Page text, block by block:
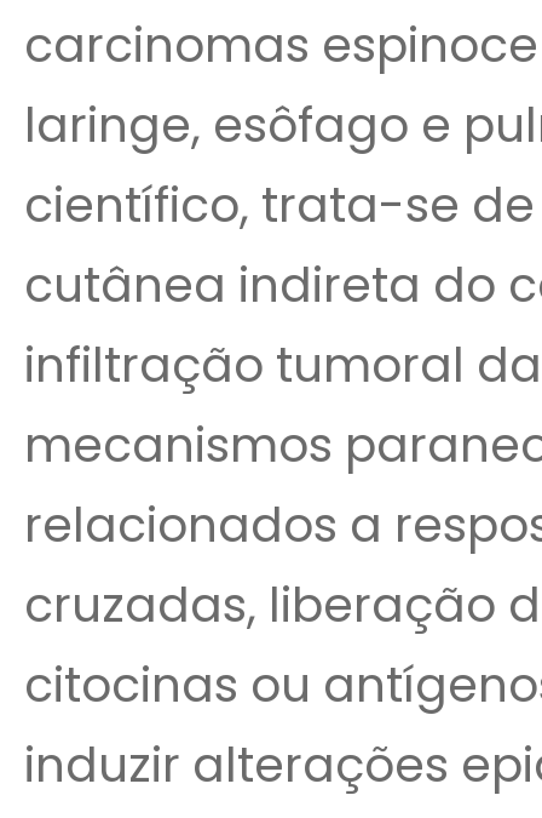
carcinomas
laringe, esôfago e
científico, trata-se
cutânea indireta do
infiltração tumoral
mecanismos
relacionados a
cruzadas, liberação
citocinas ou
induzir alterações